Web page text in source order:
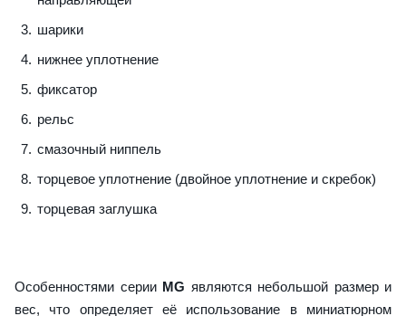
шарики
нижнее уплотнение
фиксатор
рельс
смазочный ниппель
торцевое уплотнение (двойное уплотнение и скребок)
торцевая заглушка
Особенностями серии MG являются небольшой размер и
вес, что определяет её использование в миниатюрном